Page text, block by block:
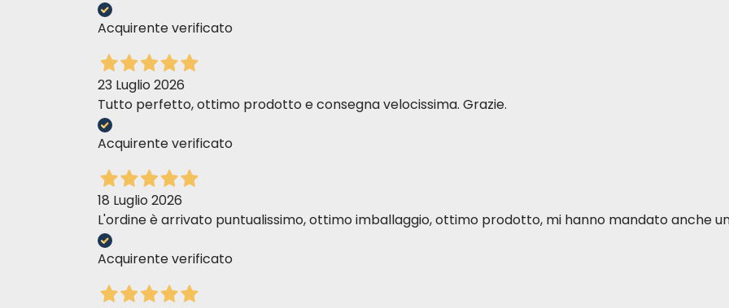
Acquirente verificato
23 Luglio 2026
Tutto perfetto, ottimo prodotto e consegna velocissima. Grazie.
Acquirente verificato
18 Luglio 2026
L'ordine è arrivato puntualissimo, ottimo imballaggio, ottimo prodotto, mi hanno mandato anche
Acquirente verificato